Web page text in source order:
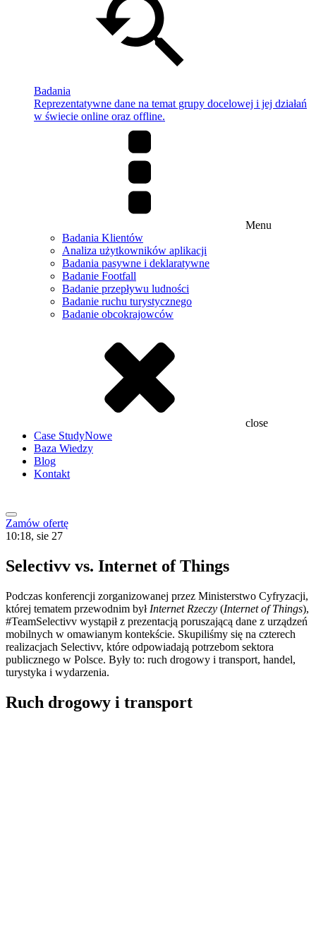
Badania
Reprezentatywne dane na temat grupy docelowej i jej działań
w świecie online oraz offline.
Menu
Badania Klientów
Analiza użytkowników aplikacji
Badania pasywne i deklaratywne
Badanie Footfall
Badanie przepływu ludności
Badanie ruchu turystycznego
Badanie obcokrajowców
close
Case StudyNowe
Baza Wiedzy
Blog
Kontakt
Zamów ofertę
10:18, sie 27
Selectivv vs. Internet of Things
Podczas konferencji zorganizowanej przez Ministerstwo Cyfryzacji,
której tematem przewodnim byłInternet Rzeczy (Internet of Things),
#TeamSelectivv wystąpił z prezentacją poruszającą dane z urządzeń
mobilnych w omawianym kontekście. Skupiliśmy się na czterech
realizacjach Selectivv, które odpowiadają potrzebom sektora
publicznego w Polsce. Były to: ruch drogowy i transport, handel,
turystyka i wydarzenia.
Ruch drogowy i transport